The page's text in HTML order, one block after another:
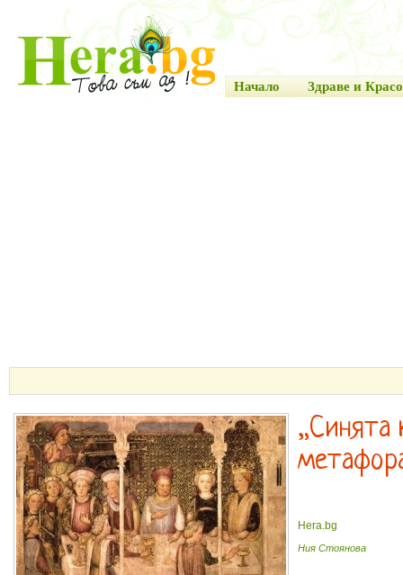
Начало Здраве и
„Синята
Hera.bg
Ния Стоянова